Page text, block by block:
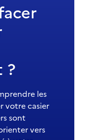
?
les
votre casier
sont
vers